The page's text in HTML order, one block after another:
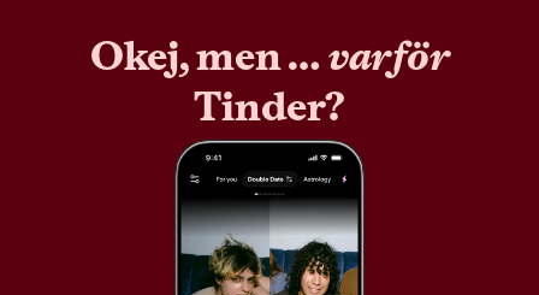
Okej, men …varför
Tinder?